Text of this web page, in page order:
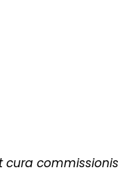
cura commissionis